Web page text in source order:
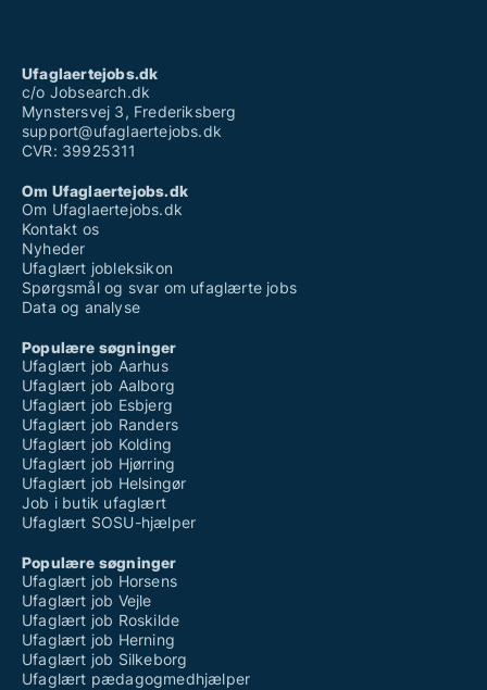
Ufaglært ledige stillinger
Weekend job ufaglært
Ufaglaertejobs.dk
c/o Jobsearch.dk
Mynstersvej 3, Frederiksberg
support@ufaglaertejobs.dk
CVR: 39925311
Om Ufaglaertejobs.dk
Om Ufaglaertejobs.dk
Kontakt os
Nyheder
Ufaglært jobleksikon
Spørgsmål og svar om ufaglærte jobs
Data og analyse
Populære søgninger
Ufaglært job Aarhus
Ufaglært job Aalborg
Ufaglært job Esbjerg
Ufaglært job Randers
Ufaglært job Kolding
Ufaglært job Hjørring
Ufaglært job Helsingør
Job i butik ufaglært
Ufaglært SOSU-hjælper
Populære søgninger
Ufaglært job Horsens
Ufaglært job Vejle
Ufaglært job Roskilde
Ufaglært job Herning
Ufaglært job Silkeborg
Ufaglært pædagogmedhjælper